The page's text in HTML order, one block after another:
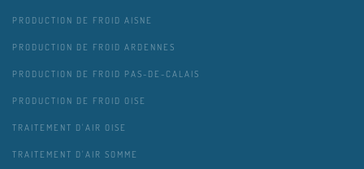
PRODUCTION DE FROID AISNE
PRODUCTION DE FROID ARDENNES
PRODUCTION DE FROID PAS-DE-CALAIS
PRODUCTION DE FROID OISE
TRAITEMENT D'AIR OISE
TRAITEMENT D'AIR SOMME